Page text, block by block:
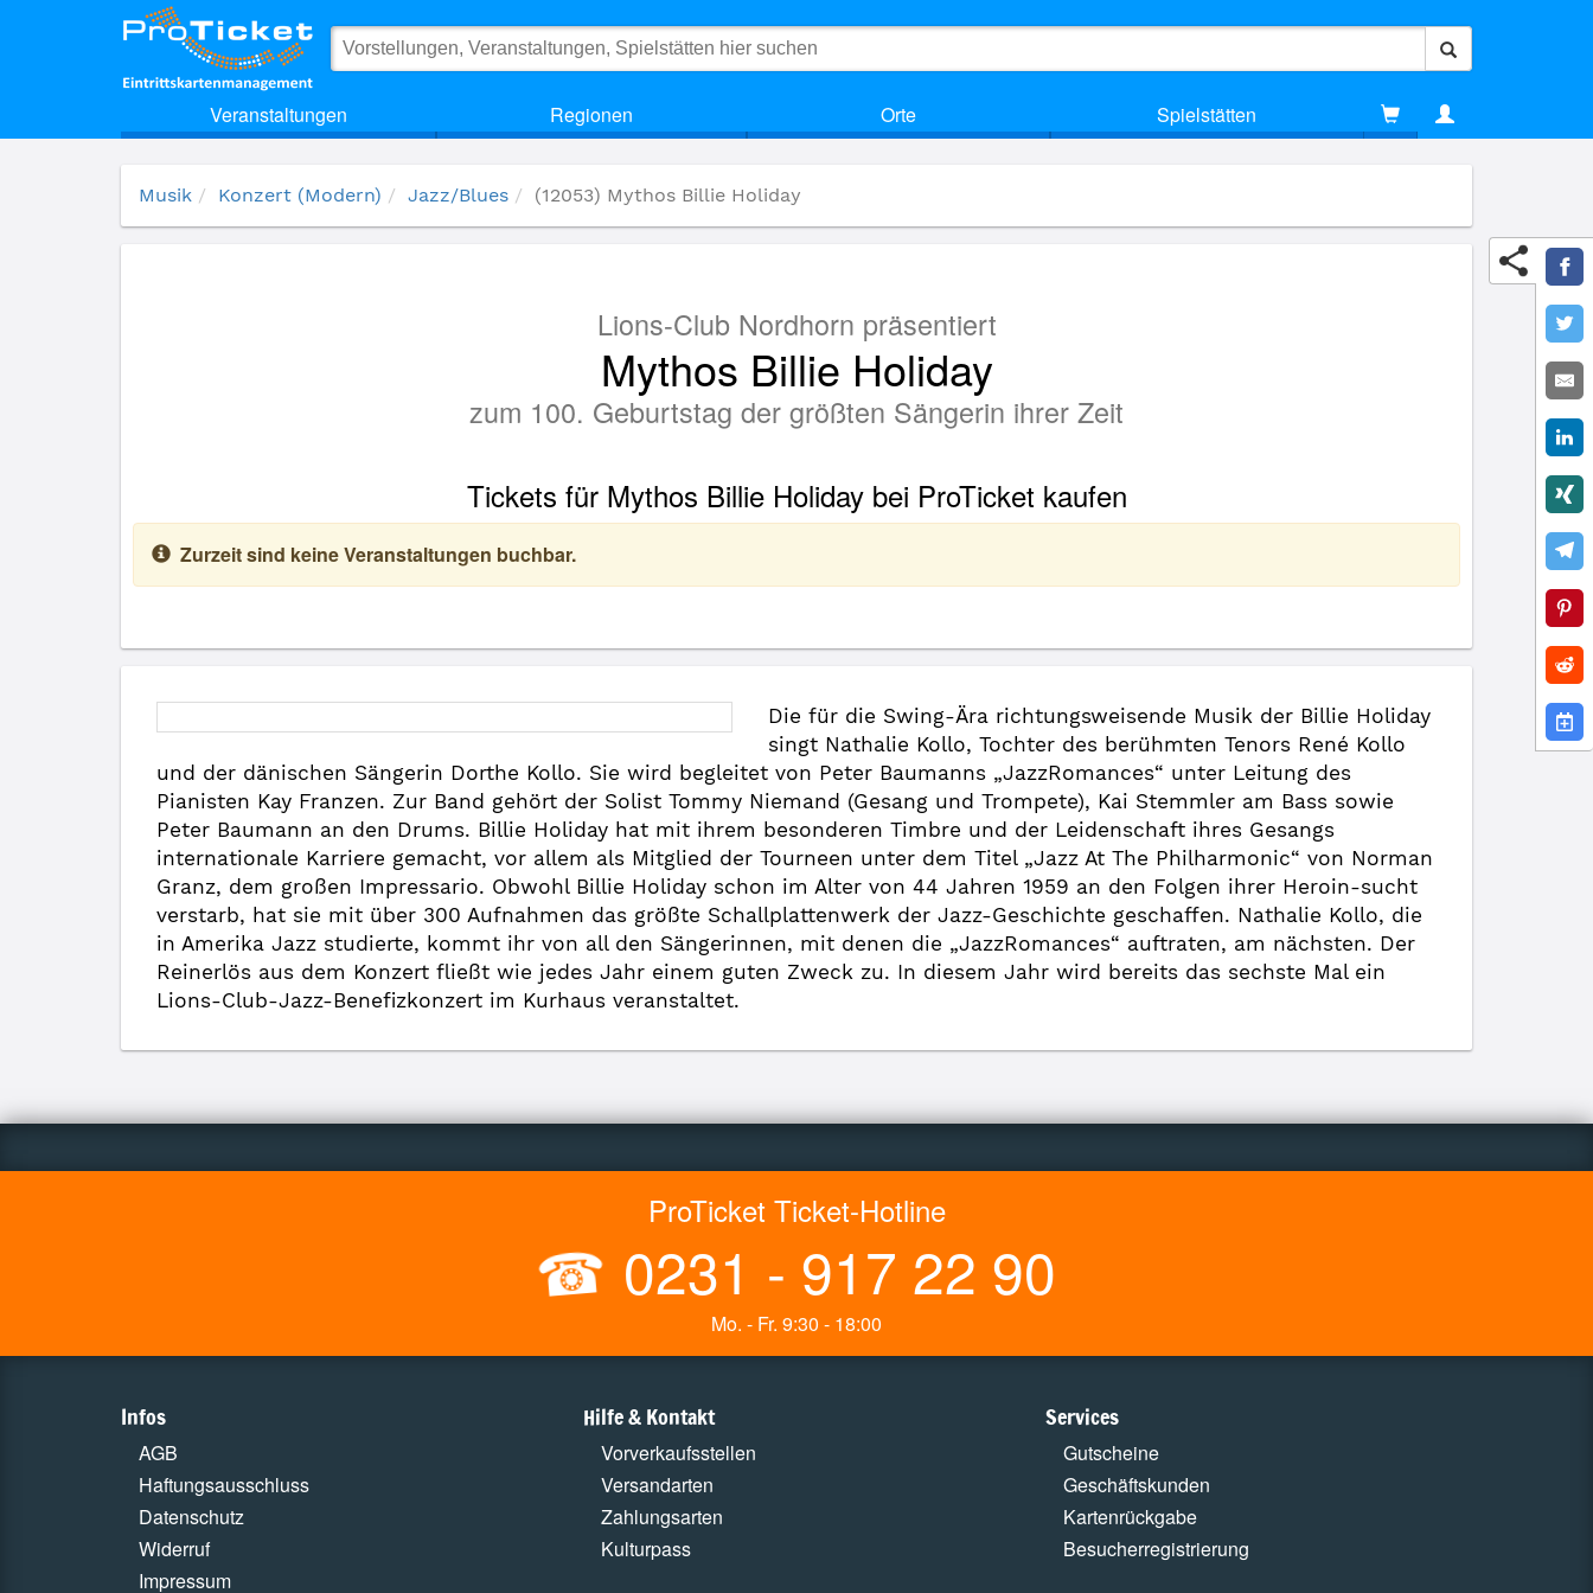
Veranstaltungen Regionen Orte Spielstätten
(12053) Mythos Billie Holiday
Musik Konzert (Modern) Jazz/Blues (12053) Mythos Billie Holiday
Lions-Club Nordhorn präsentiert
Mythos Billie Holiday
zum 100. Geburtstag der größten Sängerin ihrer Zeit
Tickets für Mythos Billie Holiday bei ProTicket kaufen
Zurzeit sind keine Veranstaltungen buchbar.
Die für die Swing-Ära richtungsweisende Musik der Billie Holiday
singt Nathalie Kollo, Tochter des berühmten Tenors René Kollo
und der dänischen Sängerin Dorthe Kollo. Sie wird begleitet von Peter Baumanns „JazzRomances“ unter Leitung des
Pianisten Kay Franzen. Zur Band gehört der Solist Tommy Niemand (Gesang und Trompete), Kai Stemmler am Bass sowie
Peter Baumann an den Drums. Billie Holiday hat mit ihrem besonderen Timbre und der Leidenschaft ihres Gesangs
internationale Karriere gemacht, vor allem als Mitglied der Tourneen unter dem Titel „Jazz At The Philharmonic“ von Norman
Granz, dem großen Impressario. Obwohl Billie Holiday schon im Alter von 44 Jahren 1959 an den Folgen ihrer Heroin-sucht
verstarb, hat sie mit über 300 Aufnahmen das größte Schallplattenwerk der Jazz-Geschichte geschaffen. Nathalie Kollo, die
in Amerika Jazz studierte, kommt ihr von all den Sängerinnen, mit denen die „JazzRomances“ auftraten, am nächsten. Der
Reinerlös aus dem Konzert fließt wie jedes Jahr einem guten Zweck zu. In diesem Jahr wird bereits das sechste Mal ein
Lions-Club-Jazz-Benefizkonzert im Kurhaus veranstaltet.
ProTicket Ticket-Hotline
☎ 0231 - 917 22 90
Mo. - Fr. 9:30 - 18:00
Infos
AGB
Haftungsausschluss
Datenschutz
Widerruf
Impressum
Hilfe & Kontakt
Vorverkaufsstellen
Versandarten
Zahlungsarten
Kulturpass
Services
Gutscheine
Geschäftskunden
Kartenrückgabe
Besucherregistrierung